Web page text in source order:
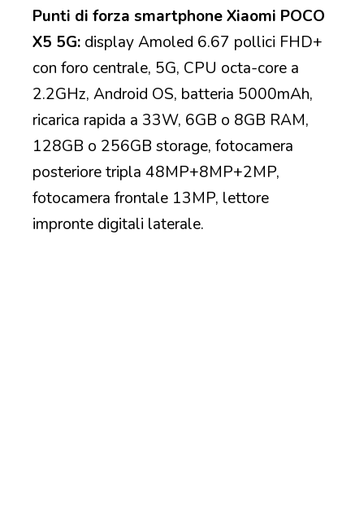
Punti di forza smartphone Xiaomi POCO
X5 5G: display Amoled 6.67 pollici FHD+
con foro centrale, 5G, CPU octa-core a
2.2GHz, Android OS, batteria 5000mAh,
ricarica rapida a 33W, 6GB o 8GB RAM,
128GB o 256GB storage, fotocamera
posteriore tripla 48MP+8MP+2MP,
fotocamera frontale 13MP, lettore
impronte digitali laterale.